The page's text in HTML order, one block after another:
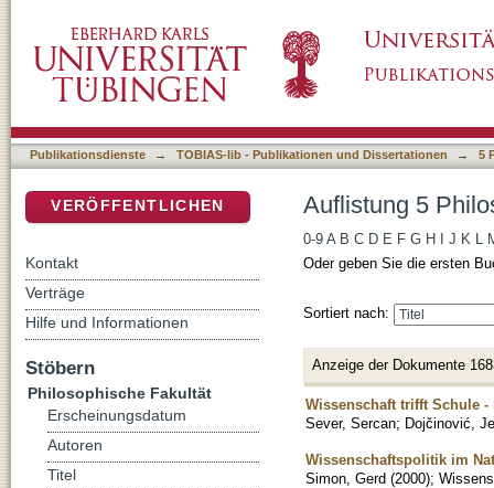
Publikationsdienste → TOBIAS-lib - Publikationen und Dissertationen → 5
Auflistung 5
0-9 A B C D E F G H J K L
Oder geben Sie die ersten
Sortiert nach:
Anzeige der Dokumente
Wissenschaft trifft Schule
Sever, Sercan; Dojčinović,
Wissenschaftspolitik im
Simon, Gerd (2000);
VERÖFFENTLICHEN
Kontakt
Verträge
Hilfe und Informationen
Stöbern
Philosophische Fakultät
Erscheinungsdatum
Autoren
Titel